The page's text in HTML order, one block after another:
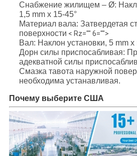
Снабжение жилищем – Ø:
1,5 mm x 15-45°
Материал вала: Затвердетая
поверхности < Rz="" 6="">
Вал: Наклон установки, 5 mm x
Дорн силы приспосабливая:
адекватной силы
Смазка тавота наружной
необходима устанавливая.
Почему выберите США